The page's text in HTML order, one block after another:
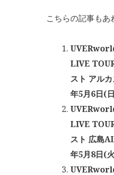
こちらの記事もあ
LIVE
スト アル
年5月6日(
LIVE
スト 広島
年5月8日(